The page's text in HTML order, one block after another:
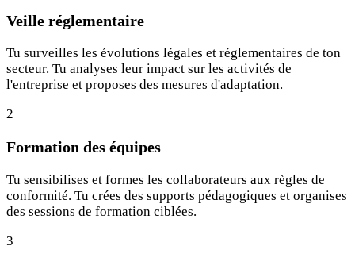
Veille réglementaire
Tu surveilles les évolutions légales et réglementaires de ton
secteur. Tu analyses leur impact sur les activités de
l'entreprise et proposes des mesures d'adaptation.
2
Formation des équipes
Tu sensibilises et formes les collaborateurs aux règles de
conformité. Tu crées des supports pédagogiques et organises
des sessions de formation ciblées.
3